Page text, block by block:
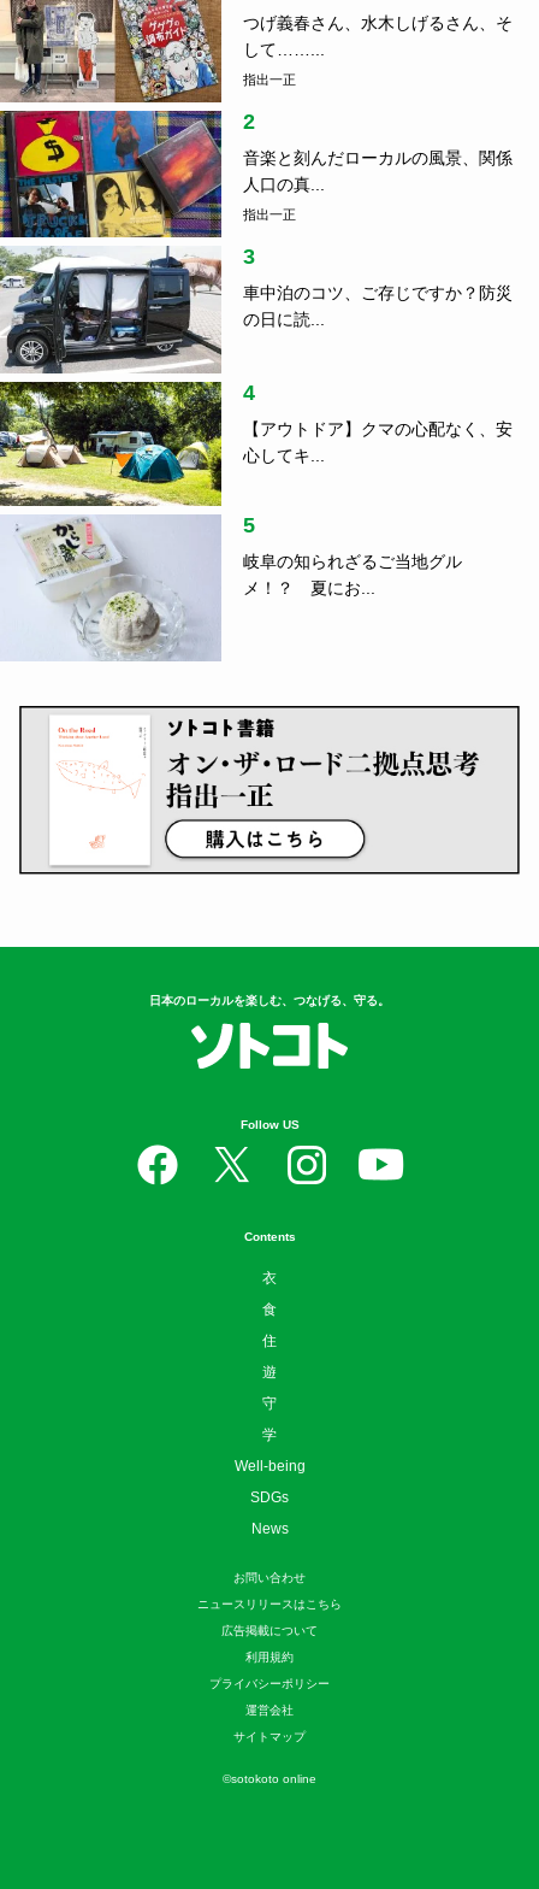
つげ義春さん、水木しげるさん、そ
して……...
指出一正
2
音楽と刻んだローカルの風景、関係
人口の真...
指出一正
3
車中泊のコツ、ご存じですか？防災
の日に読...
4
【アウトドア】クマの心配なく、安
心してキ...
5
岐阜の知られざるご当地グル
メ！？ 夏にお...
日本のローカルを楽しむ、つなげる、守る。
Follow US
Contents
衣
食
住
遊
守
学
Well-being
SDGs
News
お問い合わせ
ニュースリリースはこちら
広告掲載について
利用規約
プライバシーポリシー
運営会社
サイトマップ
©sotokoto online